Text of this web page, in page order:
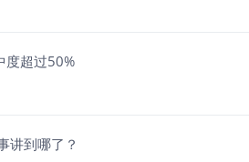
度超过50%
讲到哪了？